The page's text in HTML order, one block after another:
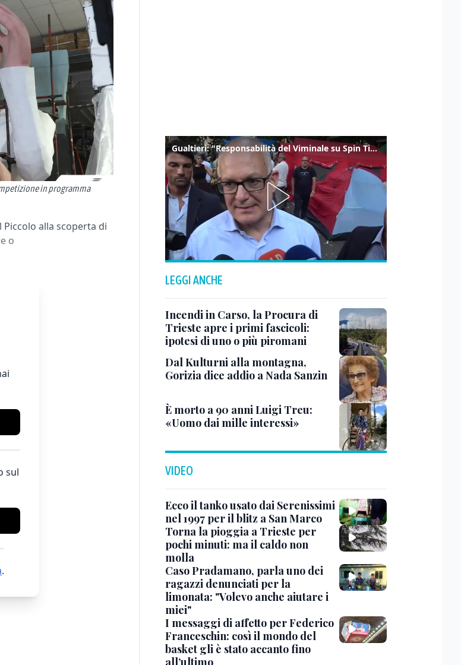
in programma
alla scoperta di
o
sul
.
Gualtieri: "Responsabilità del Viminale su Spin Time? La posizione dei partiti è nota"
LEGGI ANCHE
Incendi in Carso, la Procura di
Trieste apre i primi fascicoli:
ipotesi di uno o più piromani
Dal Kulturni alla montagna,
Gorizia dice addio a Nada Sanzin
È morto a 90 anni Luigi Treu:
«Uomo dai mille interessi»
VIDEO
Ecco il tanko usato dai Serenissimi
nel 1997 per il blitz a San Marco
Torna la pioggia a Trieste per
pochi minuti: ma il caldo non
molla
Caso Pradamano, parla uno dei
ragazzi denunciati per la
limonata: "Volevo anche aiutare i
miei"
I messaggi di affetto per Federico
Franceschin: così il mondo del
basket gli è stato accanto fino